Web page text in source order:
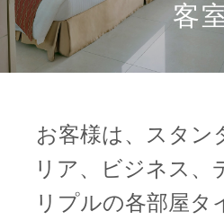
客
お客様は、スタン
リア、ビジネス、
リプルの各部屋タ